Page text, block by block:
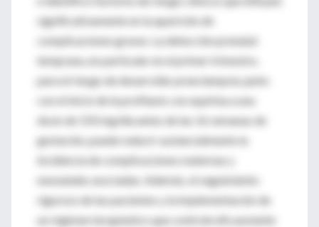
significativamente en la aparición de
complicaciones graves. La detección prenatal
temprana, en particular en el primer trimestre,
para el riesgo de desarrollar preeclampsia, junto
con el inicio de la profilaxis con aspirina a una
dosis de 150 mg/día antes de las 16 semanas de
gestación, puede reducir sustancialmente la
incidencia de complicaciones maternas y
neonatales asociadas. Además, el seguimiento
riguroso de las pacientes y la implementación de
un régimen terapéutico que controle eficazmente